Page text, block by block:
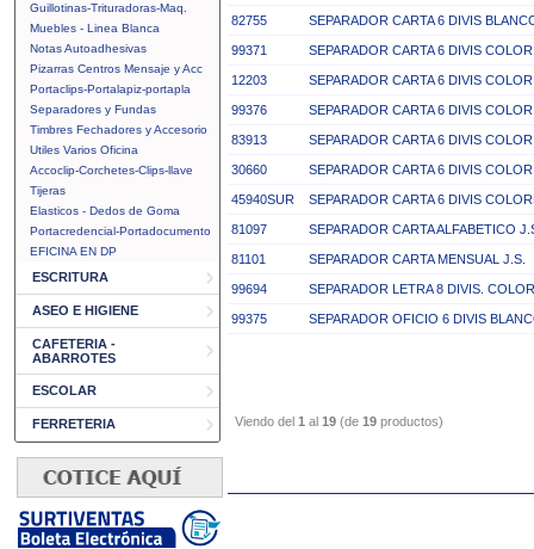
Guillotinas-Trituradoras-Maq.
Muebles - Linea Blanca
Notas Autoadhesivas
Pizarras Centros Mensaje y Acc
Portaclips-Portalapiz-portapla
Separadores y Fundas
Timbres Fechadores y Accesorio
Utiles Varios Oficina
Accoclip-Corchetes-Clips-llave
Tijeras
Elasticos - Dedos de Goma
Portacredencial-Portadocumento
EFICINA EN DP
ESCRITURA
ASEO E HIGIENE
CAFETERIA -
ABARROTES
ESCOLAR
FERRETERIA
82755 SEPARADOR CARTA 6 DIVIS
99371 SEPARADOR CARTA 6 DIVIS
12203 SEPARADOR CARTA 6 DIVIS
99376 SEPARADOR CARTA 6 DIVIS
83913 SEPARADOR CARTA 6 DIVIS
30660 SEPARADOR CARTA 6 DIVIS
45940SUR SEPARADOR CARTA 6 DIVIS
81097 SEPARADOR CARTA ALFABETICO
81101 SEPARADOR CARTA MENSUAL J.S.
99694 SEPARADOR LETRA 8 DIVIS.
99375 SEPARADOR OFICIO 6 DIVIS
Viendo del 1 al 19 (de 19 productos)